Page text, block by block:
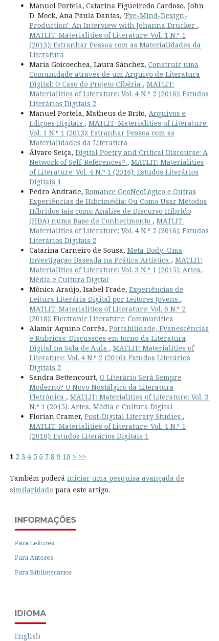
Manuel Portela, Catarina Figueiredo Cardoso, John
D. Mock, Ana Paula Dantas, 'Eye-Mind-Design-
Production': An Interview with Johanna Drucker ,
MATLIT: Materialities of Literature: Vol. 1 N.º 1
(2013): Estranhar Pessoa com as Materialidades da
Literatura
María Goicoechea, Laura Sánchez, Construir uma
Comunidade através de um Arquivo de Literatura
Digital: O Caso do Projeto Cibéria , MATLIT:
Materialities of Literature: Vol. 4 N.º 2 (2016): Estudos
Literários Digitais 2
Manuel Portela, Matheus de Brito, Arquivos e
Edições Digitais , MATLIT: Materialities of Literature:
Vol. 1 N.º 1 (2013): Estranhar Pessoa com as
Materialidades da Literatura
Ãlvaro Seiça, Digital Poetry and Critical Discourse: A
Network of Self-References? , MATLIT: Materialities
of Literature: Vol. 4 N.º 1 (2016): Estudos Literários
Digitais 1
Pedro Andrade, Romance GeoNeoLógico e Outras
Experiências de Hibrimédia: Ou Como Usar Métodos
Híbridos tais como Análise de Discurso Híbrido
(HDA) numa Base de Conhecimento , MATLIT:
Materialities of Literature: Vol. 4 N.º 2 (2016): Estudos
Literários Digitais 2
Catarina Carneiro de Sousa, Meta_Body: Uma
Investigação Baseada na Prática Artística , MATLIT:
Materialities of Literature: Vol. 3 N.º 1 (2015): Artes,
Média e Cultura Digital
Mônica Araújo, Isabel Frade, Experiências de
Leitura Literária Digital por Leitores Jovens ,
MATLIT: Materialities of Literature: Vol. 6 N.º 2
(2018): Electronic Literature: Communities
Alamir Aquino Corrêa, Portabilidade, Evanescências
e Rubricas: Discussões em torno da Literatura
Digital na Sala de Aula , MATLIT: Materialities of
Literature: Vol. 4 N.º 2 (2016): Estudos Literários
Digitais 2
Sandra Bettencourt, O Literário Será Sempre
Moderno? O Novo Nostálgico da Literatura
Eletrónica , MATLIT: Materialities of Literature: Vol. 3
N.º 1 (2015): Artes, Média e Cultura Digital
Florian Cramer, Post-Digital Literary Studies ,
MATLIT: Materialities of Literature: Vol. 4 N.º 1
(2016): Estudos Literários Digitais 1
1 2 3 4 5 6 7 8 9 10 > >>
Também poderá iniciar uma pesquisa avançada de
similaridade para este artigo.
INFORMAÇÕES
Para Leitores
Para Autores
Para Bibliotecários
IDIOMA
English